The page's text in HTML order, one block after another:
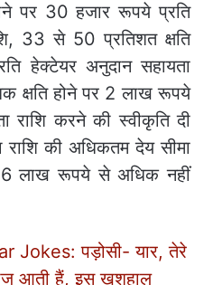
पर 30 हजार रूपये प्रति
33 से 50 प्रतिशत क्षति
हेक्टेयर अनुदान सहायता
क्षति होने पर 2 लाख रूपये
राशि करने की स्वीकृति दी
की अधिकतम देय सीमा
लाख रूपये से अधिक नहीं
Jokes: पड़ोसी- यार, तेरे
आती हैं, इस खुशहाल